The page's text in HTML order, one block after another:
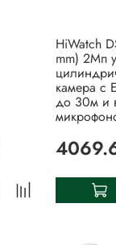
HiWatch
mm) 2Мп
камера с
до 30м и